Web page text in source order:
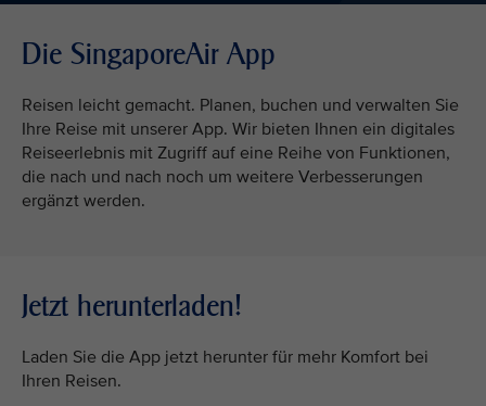
Die SingaporeAir App
Reisen leicht gemacht. Planen, buchen und verwalten Sie
Ihre Reise mit unserer App. Wir bieten Ihnen ein digitales
Reiseerlebnis mit Zugriff auf eine Reihe von Funktionen,
die nach und nach noch um weitere Verbesserungen
ergänzt werden.
Jetzt herunterladen!
Laden Sie die App jetzt herunter für mehr Komfort bei
Ihren Reisen.